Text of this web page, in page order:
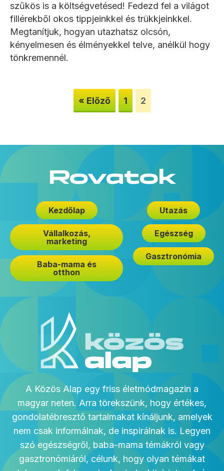
szűkös is a költségvetésed! Fedezd fel a világot
fillérekből okos tippjeinkkel és trükkjeinkkel.
Megtanítjuk, hogyan utazhatsz olcsón,
kényelmesen és élményekkel telve, anélkül hogy
tönkremennél.
« Előző 1 2
Rovatok
Kezdőlap
Vállalkozás,
marketing
Baba-mama és
otthon
Utazás
Egészség
Gasztronómia
A Közös Alap egy friss életmódmagazin a
magyar neten. Arra törekszünk, hogy értékes,
gondolatébresztő tartalmakat kínáljunk, amelyek
nem csak informálnak, de inspirálnak is. Legyen
szó egészségről, baba-mama témákról vagy
gasztronómiáról, célunk, hogy olyan témákat